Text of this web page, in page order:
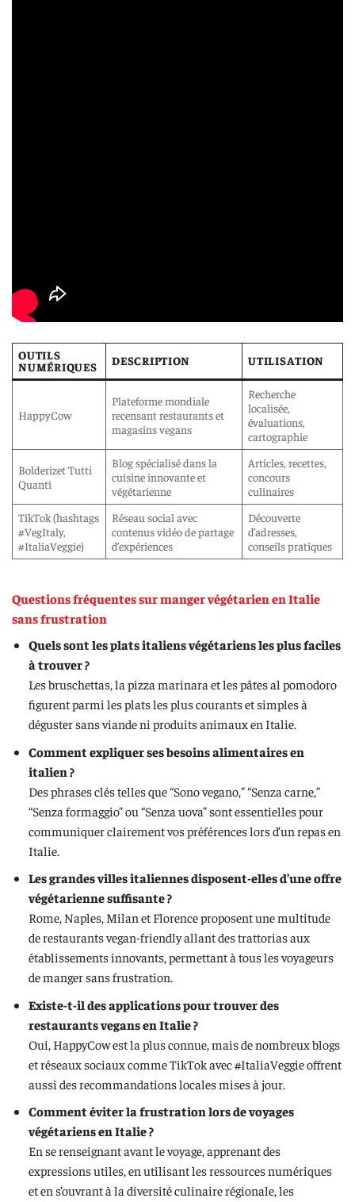
OUTILS
NUMÉRIQUES
DESCRIPTION UTILISATION
HappyCow
Plateforme mondiale
recensant restaurants et
magasins vegans
Recherche
localisée,
évaluations,
cartographie
Bolderizet Tutti
Quanti
Blog spécialisé dans la
cuisine innovante et
végétarienne
Articles, recettes,
concours
culinaires
TikTok (hashtags
#VegItaly,
#ItaliaVeggie)
Réseau social avec
contenus vidéo de partage
d’expériences
Découverte
d’adresses,
conseils pratiques
Questions fréquentes sur manger végétarien en Italie
sans frustration
Quels sont les plats italiens végétariens les plus faciles
à trouver ?
Les bruschettas, la pizza marinara et les pâtes al pomodoro
figurent parmi les plats les plus courants et simples à
déguster sans viande ni produits animaux en Italie.
Comment expliquer ses besoins alimentaires en
italien ?
Des phrases clés telles que “Sono vegano,” “Senza carne,”
“Senza formaggio” ou “Senza uova” sont essentielles pour
communiquer clairement vos préférences lors d’un repas en
Italie.
Les grandes villes italiennes disposent-elles d’une offre
végétarienne suffisante ?
Rome, Naples, Milan et Florence proposent une multitude
de restaurants vegan-friendly allant des trattorias aux
établissements innovants, permettant à tous les voyageurs
de manger sans frustration.
Existe-t-il des applications pour trouver des
restaurants vegans en Italie ?
Oui, HappyCow est la plus connue, mais de nombreux blogs
et réseaux sociaux comme TikTok avec #ItaliaVeggie offrent
aussi des recommandations locales mises à jour.
Comment éviter la frustration lors de voyages
végétariens en Italie ?
En se renseignant avant le voyage, apprenant des
expressions utiles, en utilisant les ressources numériques
et en s’ouvrant à la diversité culinaire régionale, les